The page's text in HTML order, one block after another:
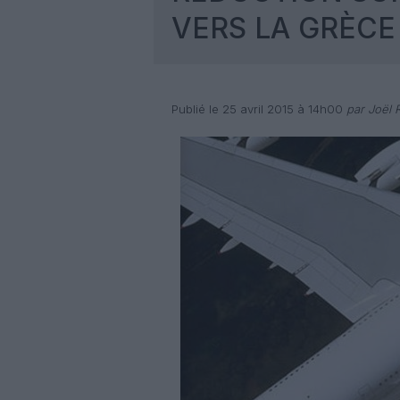
VERS LA GRÈCE
Publié le 25 avril 2015 à 14h00 par Joël